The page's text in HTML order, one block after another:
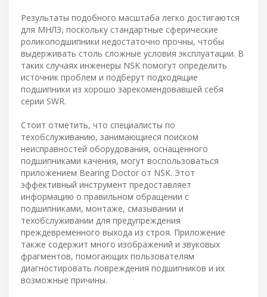
Результаты подобного масштаба легко достигаются
для МНЛЗ, поскольку стандартные сферические
роликоподшипники недостаточно прочны, чтобы
выдерживать столь сложные условия эксплуатации. В
таких случаях инженеры NSK помогут определить
источник проблем и подберут подходящие
подшипники из хорошо зарекомендовавшей себя
серии SWR.
Стоит отметить, что специалисты по
техобслуживанию, занимающиеся поиском
неисправностей оборудования, оснащенного
подшипниками качения, могут воспользоваться
приложением Bearing Doctor от NSK. Этот
эффективный инструмент предоставляет
информацию о правильном обращении с
подшипниками, монтаже, смазывании и
техобслуживании для предупреждения
преждевременного выхода из строя. Приложение
также содержит много изображений и звуковых
фрагментов, помогающих пользователям
диагностировать повреждения подшипников и их
возможные причины.